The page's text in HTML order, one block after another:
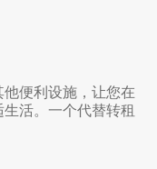
便利设施，让您在
活。一个代替转租